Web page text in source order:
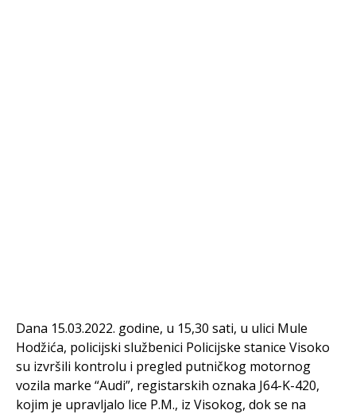
Dana 15.03.2022. godine, u 15,30 sati, u ulici Mule
Hodžića, policijski službenici Policijske stanice Visoko
su izvršili kontrolu i pregled putničkog motornog
vozila marke “Audi”, registarskih oznaka J64-K-420,
kojim je upravljalo lice P.M., iz Visokog, dok se na